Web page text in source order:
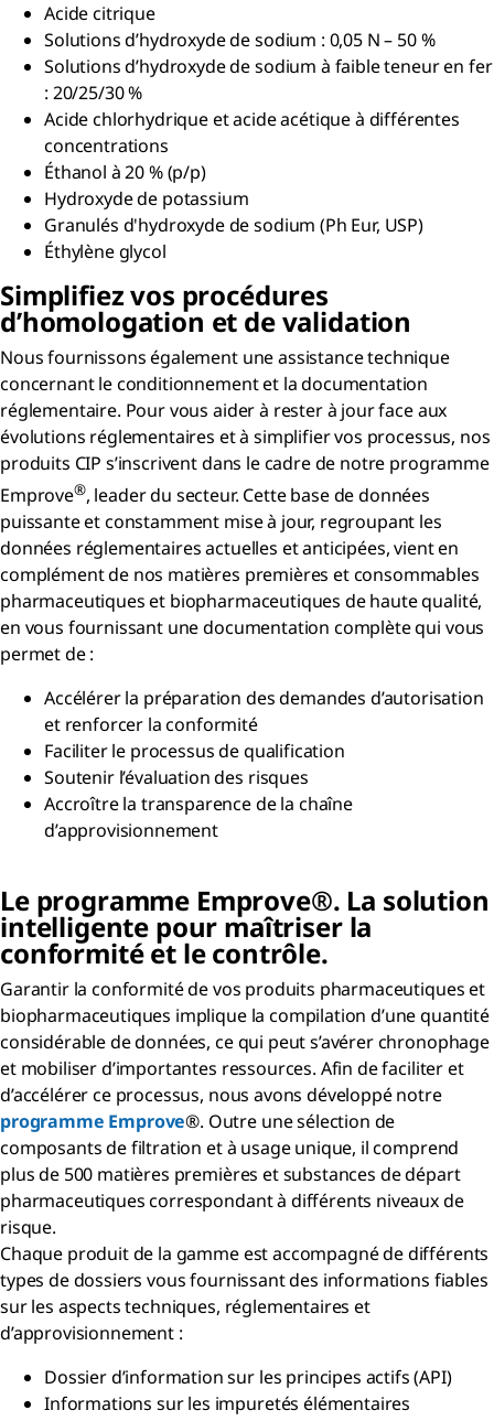
Acide citrique
Solutions d’hydroxyde de sodium : 0,05 N – 50 %
Solutions d’hydroxyde de sodium à faible teneur en fer
: 20/25/30 %
Acide chlorhydrique et acide acétique à différentes
concentrations
Éthanol à 20 % (p/p)
Hydroxyde de potassium
Granulés d'hydroxyde de sodium (Ph Eur, USP)
Éthylène glycol
Simplifiez vos procédures
d’homologation et de validation
Nous fournissons également une assistance technique
concernant le conditionnement et la documentation
réglementaire. Pour vous aider à rester à jour face aux
évolutions réglementaires et à simplifier vos processus, nos
produits CIP s’inscrivent dans le cadre de notre programme
Emprove®, leader du secteur. Cette base de données
puissante et constamment mise à jour, regroupant les
données réglementaires actuelles et anticipées, vient en
complément de nos matières premières et consommables
pharmaceutiques et biopharmaceutiques de haute qualité,
en vous fournissant une documentation complète qui vous
permet de :
Accélérer la préparation des demandes d’autorisation
et renforcer la conformité
Faciliter le processus de qualification
Soutenir l’évaluation des risques
Accroître la transparence de la chaîne
d’approvisionnement
Le programme Emprove®. La solution
intelligente pour maîtriser la
conformité et le contrôle.
Garantir la conformité de vos produits pharmaceutiques et
biopharmaceutiques implique la compilation d’une quantité
considérable de données, ce qui peut s’avérer chronophage
et mobiliser d’importantes ressources. Afin de faciliter et
d’accélérer ce processus, nous avons développé notre
programme Emprove®. Outre une sélection de
composants de filtration et à usage unique, il comprend
plus de 500 matières premières et substances de départ
pharmaceutiques correspondant à différents niveaux de
risque.
Chaque produit de la gamme est accompagné de différents
types de dossiers vous fournissant des informations fiables
sur les aspects techniques, réglementaires et
d’approvisionnement :
Dossier d’information sur les principes actifs (API)
Informations sur les impuretés élémentaires